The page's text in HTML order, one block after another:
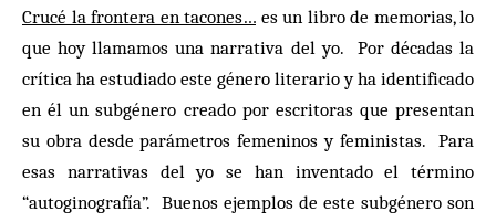
Crucé la frontera en tacones… es un libro de memorias, lo
que hoy llamamos una narrativa del yo. Por décadas la
crítica ha estudiado este género literario y ha identificado
en él un subgénero creado por escritoras que presentan
su obra desde parámetros femeninos y feministas. Para
esas narrativas del yo se han inventado el término
“autoginografía”. Buenos ejemplos de este subgénero son